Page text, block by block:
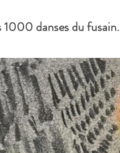
1000 danses du fusain.